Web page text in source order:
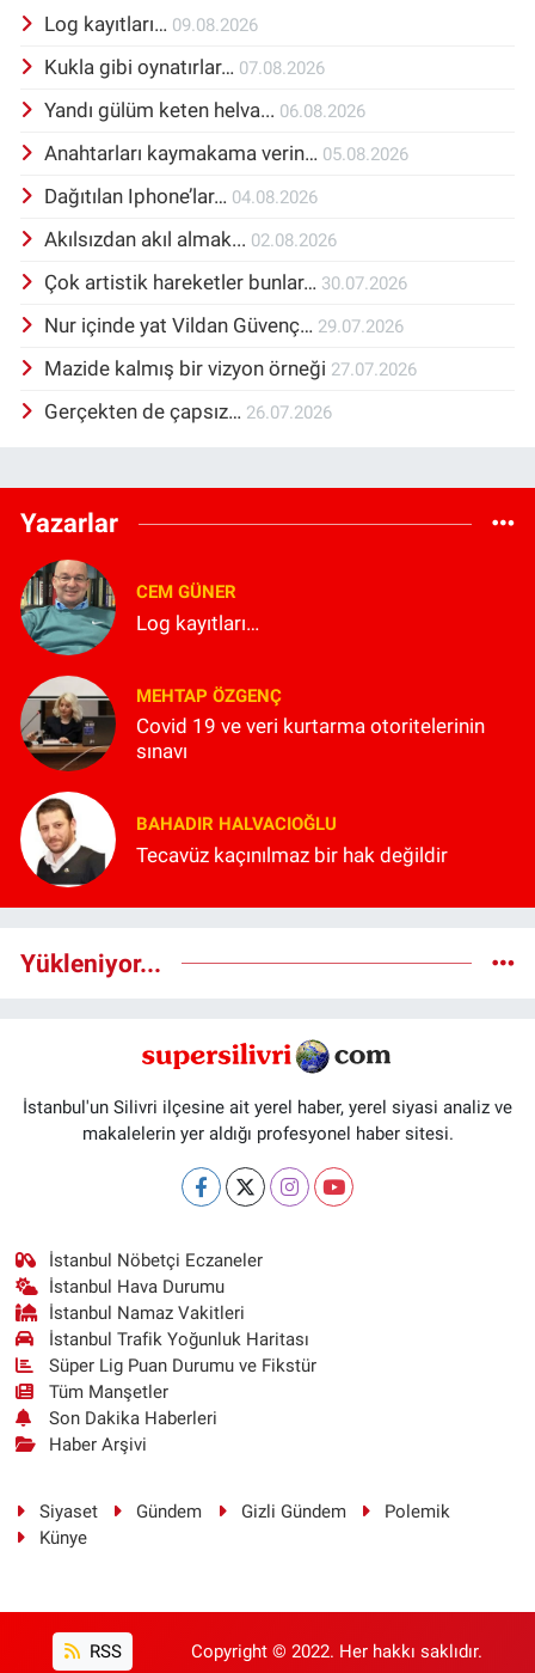
Log kayıtları… 09.08.2026
Kukla gibi oynatırlar… 07.08.2026
Yandı gülüm keten helva... 06.08.2026
Anahtarları kaymakama verin… 05.08.2026
Dağıtılan Iphone’lar… 04.08.2026
Akılsızdan akıl almak... 02.08.2026
Çok artistik hareketler bunlar… 30.07.2026
Nur içinde yat Vildan Güvenç… 29.07.2026
Mazide kalmış bir vizyon örneği 27.07.2026
Gerçekten de çapsız… 26.07.2026
Yazarlar
CEM GÜNER
Log kayıtları…
MEHTAP ÖZGENÇ
Covid 19 ve veri kurtarma otoritelerinin
sınavı
BAHADIR HALVACIOĞLU
Tecavüz kaçınılmaz bir hak değildir
Yükleniyor...
İstanbul'un Silivri ilçesine ait yerel haber, yerel siyasi analiz ve
makalelerin yer aldığı profesyonel haber sitesi.
İstanbul Nöbetçi Eczaneler
İstanbul Hava Durumu
İstanbul Namaz Vakitleri
İstanbul Trafik Yoğunluk Haritası
Süper Lig Puan Durumu ve Fikstür
Tüm Manşetler
Son Dakika Haberleri
Haber Arşivi
Siyaset Gündem Gizli Gündem
Polemik
Künye
RSS Copyright © 2022. Her hakkı saklıdır.